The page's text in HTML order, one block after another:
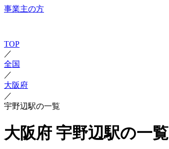
事業主の方
TOP
／
全国
／
大阪府
／
宇野辺駅の一覧
大阪府 宇野辺駅の一覧